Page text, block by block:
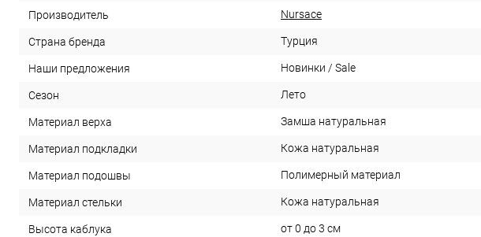
Производитель Nursace
Страна бренда Турция
Наши предложения Новинки / Sale
Сезон Лето
Материал верха Замша натуральная
Материал подкладки Кожа натуральная
Материал подошвы Полимерный материал
Материал стельки Кожа натуральная
Высота каблука от 0 до 3 см